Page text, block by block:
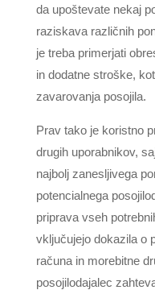
da upoštevate nekaj
raziskava različnih
je treba primerjati
in dodatne stroške,
zavarovanja posojila.
Prav tako je koristno
drugih uporabnikov,
najbolj zanesljivega
potencialnega
priprava vseh
vključujejo dokazila o
računa in morebitne
posojilodajalec